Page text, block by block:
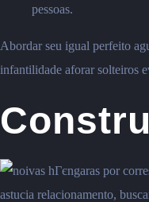
pessoas.
Abordar seu igual perfeito
infantilidade aforar solteiros
astucia relacionamento,